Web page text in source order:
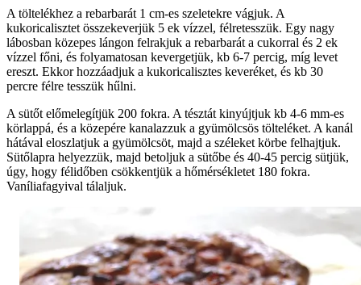
A töltelékhez a rebarbarát 1 cm-es szeletekre vágjuk. A
kukoricalisztet összekeverjük 5 ek vízzel, félretesszük. Egy nagy
lábosban közepes lángon felrakjuk a rebarbarát a cukorral és 2 ek
vízzel főni, és folyamatosan kevergetjük, kb 6-7 percig, míg levet
ereszt. Ekkor hozzáadjuk a kukoricalisztes keveréket, és kb 30
percre félre tesszük hűlni.
A sütőt előmelegítjük 200 fokra. A tésztát kinyújtjuk kb 4-6 mm-es
körlappá, és a közepére kanalazzuk a gyümölcsös tölteléket. A kanál
hátával eloszlatjuk a gyümölcsöt, majd a széleket körbe felhajtjuk.
Sütőlapra helyezzük, majd betoljuk a sütőbe és 40-45 percig sütjük,
úgy, hogy félidőben csökkentjük a hőmérsékletet 180 fokra.
Vaníliafagyival tálaljuk.